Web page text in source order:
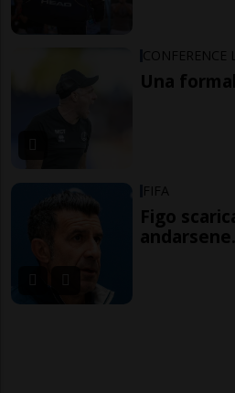
CONFERENCE
Una
FIFA
Figo